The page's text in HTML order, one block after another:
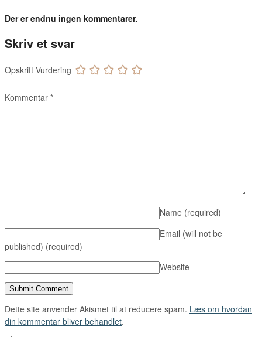
Der er endnu ingen kommentarer.
Skriv et svar
Opskrift Vurdering
Kommentar *
Name (required)
Email (will not be
published) (required)
Website
Dette site anvender Akismet til at reducere spam. Læs om hvordan
din kommentar bliver behandlet.